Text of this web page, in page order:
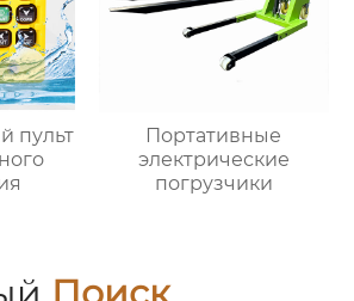
пульт
Портативные
электрические
погрузчики